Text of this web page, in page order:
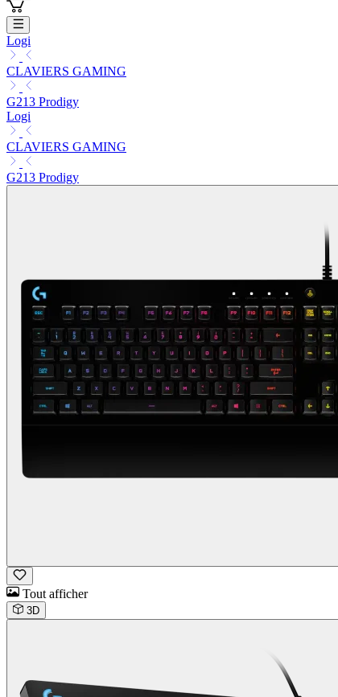
Logi
CLAVIERS GAMING
G213 Prodigy
Logi
CLAVIERS GAMING
G213 Prodigy
Tout afficher
3D